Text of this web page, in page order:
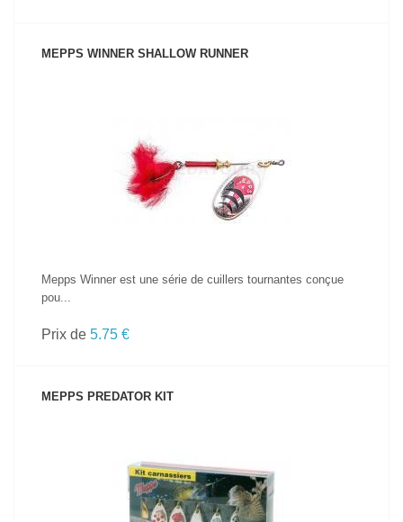
MEPPS WINNER SHALLOW RUNNER
VOIR LE PRODUIT
Mepps Winner est une série de cuillers tournantes conçue
pou...
Prix de 5.75 €
MEPPS PREDATOR KIT
VOIR LE PRODUIT